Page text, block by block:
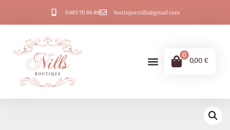
0483 70 86 88 boutique.nills@gmail.com
0
0,00 €